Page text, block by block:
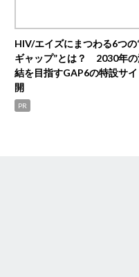
HIV/エイズにまつわる6つの
ギャップ”とは？ 2030年の
結を目指すGAP6の特設サ
開
PR